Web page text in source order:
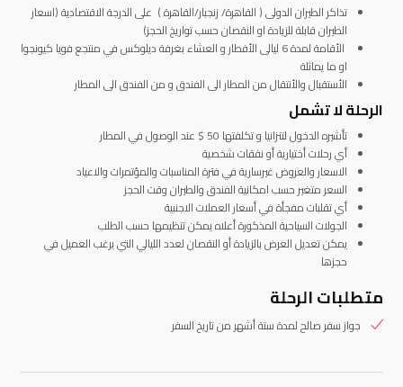
تذاكر الطيران الدولى ( القاهرة/ زنجبار/القاهرة ) على الدرجة الاقتصادية (اسعار
الطيران قابلة للزيادة او النقصان حسب تواريخ الحجز)
الأقامة لمدة 6 ليالى الأفطار و العشاء بغرفة ديلوكس في منتجع فويا كيونجوا
او ما يماثلة
الأستقبال والأنتقال من المطار الى الفندق و من الفندق الى المطار
الرحلة لا تشمل
تأشيره الدخول لتنزانيا و تكلفتها 50 $ عند الوصول في المطار
أي رحلات أختيارية أو نفقات شخصية
الاسعار والعروض غيرسارية في فترة المناسبات والمؤتمرات والاعياد
السعر متغير حسب امكانية الفندق والطيران وقت الحجز
أي تقلبات مفجأة في أسعار العملات الاجنبية
الجولات السياحية المذكورة أعلاه يمكن تنظيمها حسب الطلب
يمكن تعديل العرض بالزيادة أو النقصان لعدد الليالي التي يرغب العميل في
حجزها
متطلبات الرحلة
جواز سفر صالح لمدة ستة أشهر من تاريخ السفر